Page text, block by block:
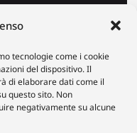
tecnologie come i cookie
del dispositivo. Il
di elaborare dati come il
questo sito. Non
negativamente su alcune